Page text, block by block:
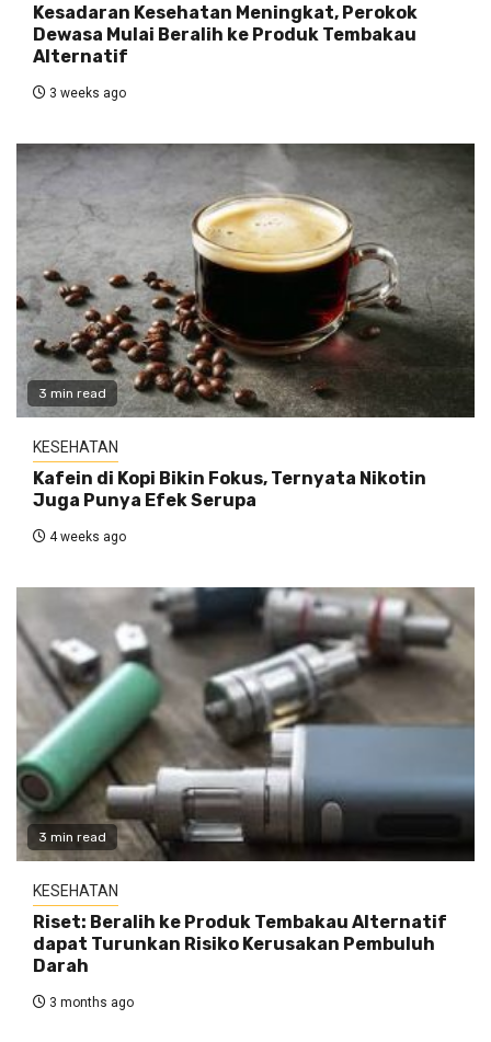
Kesadaran Kesehatan Meningkat, Perokok
Dewasa Mulai Beralih ke Produk Tembakau
Alternatif
3 weeks ago
3 min read
KESEHATAN
Kafein di Kopi Bikin Fokus, Ternyata Nikotin
Juga Punya Efek Serupa
4 weeks ago
3 min read
KESEHATAN
Riset: Beralih ke Produk Tembakau Alternatif
dapat Turunkan Risiko Kerusakan Pembuluh
Darah
3 months ago